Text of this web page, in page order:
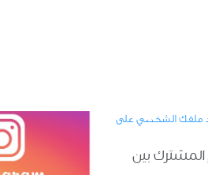
ملفك الشخصي على
بين